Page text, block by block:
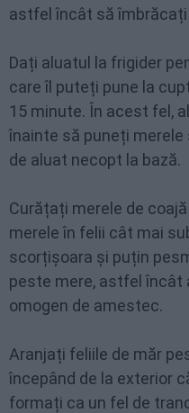
astfel încât să
Dați aluatul la frigider
care îl puteți pune la
15 minute. În acest fel,
înainte să puneți merele
de aluat necopt la bază.
Curățați merele de
merele în felii cât mai
scorțișoara și puțin
peste mere, astfel încât
omogen de amestec.
Aranjați feliile de măr
începând de la exterior
formați ca un fel de